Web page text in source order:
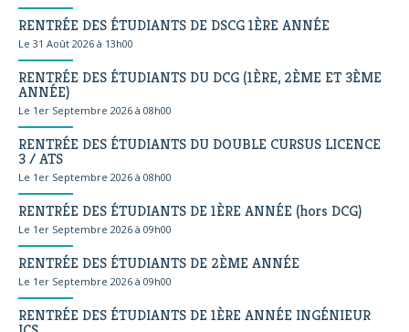
RENTRÉE DES ÉTUDIANTS DE DSCG 1ÈRE ANNÉE
Le 31 Août 2026 à 13h00
RENTRÉE DES ÉTUDIANTS DU DCG (1ÈRE, 2ÈME ET 3ÈME
ANNÉE)
Le 1er Septembre 2026 à 08h00
RENTRÉE DES ÉTUDIANTS DU DOUBLE CURSUS LICENCE
3 / ATS
Le 1er Septembre 2026 à 08h00
RENTRÉE DES ÉTUDIANTS DE 1ÈRE ANNÉE (hors DCG)
Le 1er Septembre 2026 à 09h00
RENTRÉE DES ÉTUDIANTS DE 2ÈME ANNÉE
Le 1er Septembre 2026 à 09h00
RENTRÉE DES ÉTUDIANTS DE 1ÈRE ANNÉE INGÉNIEUR